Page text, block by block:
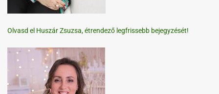
Olvasd el Huszár Zsuzsa, étrendező legfrissebb bejegyzését!